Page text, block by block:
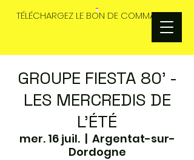
TÉLÉCHARGEZ LE BON DE COMMANDES
GROUPE FIESTA 80' -
LES MERCREDIS DE
L'ÉTÉ
mer. 16 juil.
  |
Argentat-sur-
Dordogne